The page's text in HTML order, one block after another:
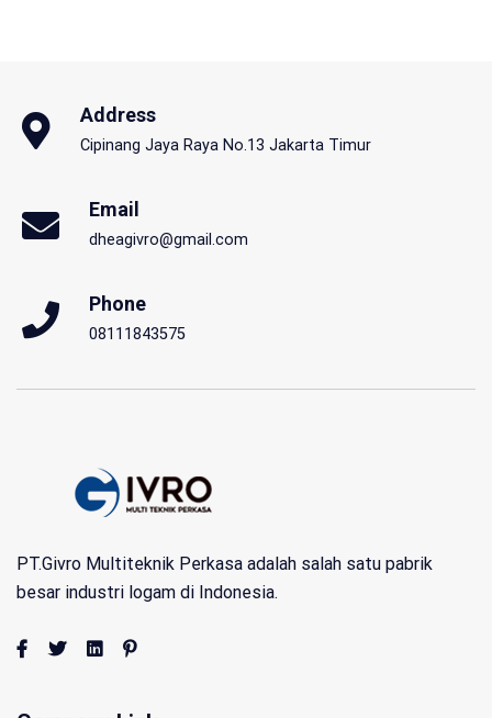
Address
Cipinang Jaya Raya No.13 Jakarta Timur
Email
dheagivro@gmail.com
Phone
08111843575
PT.Givro Multiteknik Perkasa adalah salah satu pabrik
besar industri logam di Indonesia.